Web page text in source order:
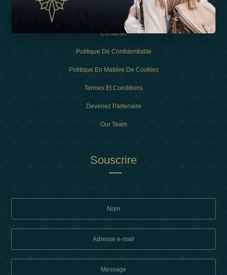
Contacter
Politique De Confidentialité
Politique En Matière De Cookies
Termes Et Conditions
Devenez Partenaire
Our Team
Souscrire